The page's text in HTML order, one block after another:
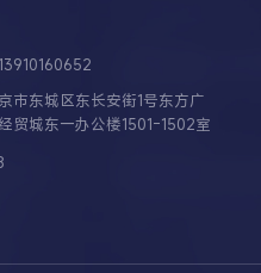
市东城区东长安街1号东方广
贸城东一办公楼1501-1502室